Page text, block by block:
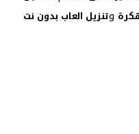
وتنزيل العاب بدون نت